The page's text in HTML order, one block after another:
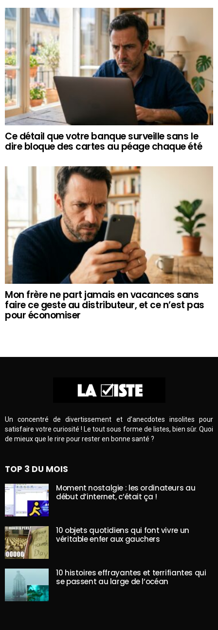
Ce détail que votre banque surveille sans le
dire bloque des cartes au péage chaque été
Mon frère ne part jamais en vacances sans
faire ce geste au distributeur, et ce n’est pas
pour économiser
Un concentré de divertissement et d’anecdotes insolites pour
satisfaire votre curiosité ! Le tout sous forme de listes, bien sûr. Quoi
de mieux que le rire pour rester en bonne santé ?
TOP 3 DU MOIS
Moment nostalgie : les ordinateurs au
début d’internet, c’était ça !
10 objets quotidiens qui font vivre un
véritable enfer aux gauchers
10 histoires effrayantes et terrifiantes qui
se passent au large de l’océan